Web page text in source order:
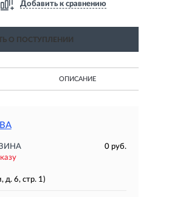
Добавить к сравнению
О ПОСТУПЛЕНИИ
ОПИСАНИЕ
0 руб.
6, стр. 1)